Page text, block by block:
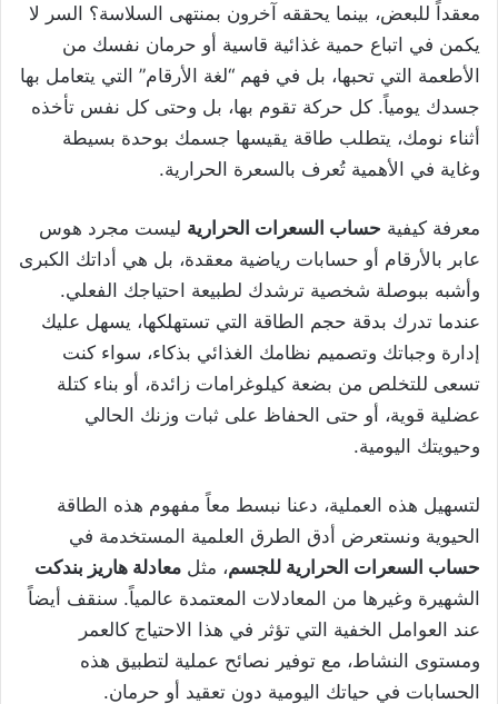
معقداً للبعض، بينما يحققه آخرون بمنتهى السلاسة؟ السر لا
يكمن في اتباع حمية غذائية قاسية أو حرمان نفسك من
الأطعمة التي تحبها، بل في فهم “لغة الأرقام” التي يتعامل بها
جسدك يومياً. كل حركة تقوم بها، بل وحتى كل نفس تأخذه
أثناء نومك، يتطلب طاقة يقيسها جسمك بوحدة بسيطة
وغاية في الأهمية تُعرف بالسعرة الحرارية.
معرفة كيفية حساب السعرات الحرارية ليست مجرد هوس
عابر بالأرقام أو حسابات رياضية معقدة، بل هي أداتك الكبرى
وأشبه ببوصلة شخصية ترشدك لطبيعة احتياجك الفعلي.
عندما تدرك بدقة حجم الطاقة التي تستهلكها، يسهل عليك
إدارة وجباتك وتصميم نظامك الغذائي بذكاء، سواء كنت
تسعى للتخلص من بضعة كيلوغرامات زائدة، أو بناء كتلة
عضلية قوية، أو حتى الحفاظ على ثبات وزنك الحالي
وحيويتك اليومية.
لتسهيل هذه العملية، دعنا نبسط معاً مفهوم هذه الطاقة
الحيوية ونستعرض أدق الطرق العلمية المستخدمة في
حساب السعرات الحرارية للجسم، مثل معادلة هاريز بندكت
الشهيرة وغيرها من المعادلات المعتمدة عالمياً. سنقف أيضاً
عند العوامل الخفية التي تؤثر في هذا الاحتياج كالعمر
ومستوى النشاط، مع توفير نصائح عملية لتطبيق هذه
الحسابات في حياتك اليومية دون تعقيد أو حرمان.